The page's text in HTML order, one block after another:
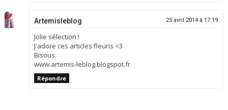
Artemisleblog 25 avril 2014 à 17:19
Jolie sélection !
J'adore ces articles fleuris <3
Bisous.
www.artemis-leblog.blogspot.fr
Répondre